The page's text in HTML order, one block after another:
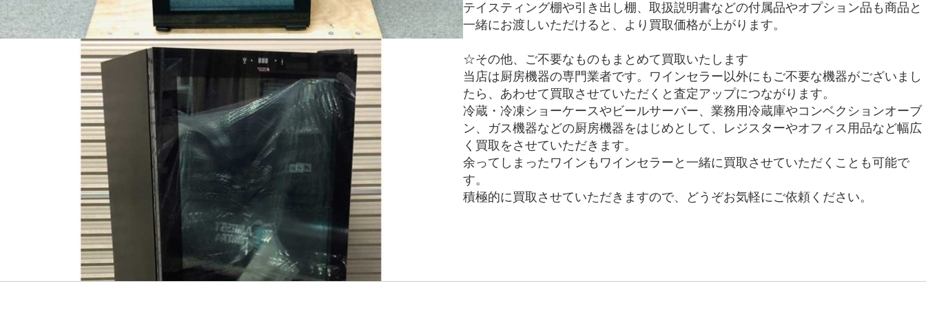
テイスティング棚や引き出し棚、取扱説明書などの付属品やオプション品も商品と
一緒にお渡しいただけると、より買取価格が上がります。
☆その他、ご不要なものもまとめて買取いたします
当店は厨房機器の専門業者です。ワインセラー以外にもご不要な機器がございまし
たら、あわせて買取させていただくと査定アップにつながります。
冷蔵・冷凍ショーケースやビールサーバー、業務用冷蔵庫やコンベクションオーブ
ン、ガス機器などの厨房機器をはじめとして、レジスターやオフィス用品など幅広
く買取をさせていただきます。
余ってしまったワインもワインセラーと一緒に買取させていただくことも可能で
す。
積極的に買取させていただきますので、どうぞお気軽にご依頼ください。